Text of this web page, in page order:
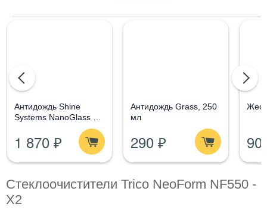
Aнтидождь Shine
Systems NanoGlass Kit
- Набор по уходу за
стеклом
1 870 ₽
Антидождь Grass, 250
мл
290 ₽ 90
Стеклоочистители Trico NeoForm NF550 -
X2